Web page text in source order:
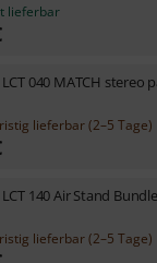
lieferbar
LCT 040 MATCH stereo
lieferbar (2–5 Tage)
LCT 140 Air Stand Bundle
lieferbar (2–5 Tage)